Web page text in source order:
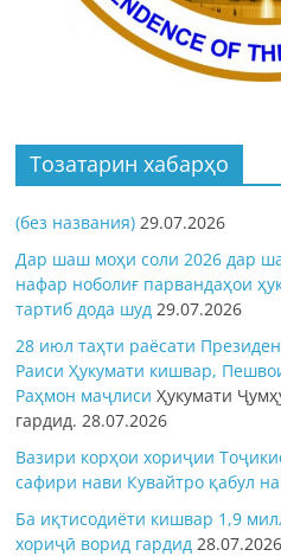
Тозатарин хабарҳо
(без названия) 29.07.2026
Дар шаш моҳи соли 2026 дар
нафар ноболиғ парвандаҳои
тартиб дода шуд 29.07.2026
28 июл таҳти раёсати
Раиси Ҳукумати кишвар,
Раҳмон маҷлисиҲукумати
гардид. 28.07.2026
Вазири корҳои хориҷии
сафири нави Кувайтро қабул
Ба иқтисодиёти кишвар 1,9
хориҷӣ ворид гардид 28.07.2026